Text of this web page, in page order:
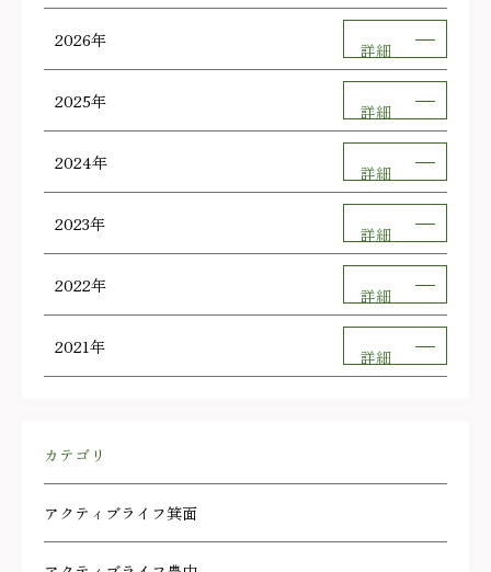
2026年 詳細
2025年 詳細
2024年 詳細
2023年 詳細
2022年 詳細
2021年 詳細
カテゴリ
アクティブライフ箕面